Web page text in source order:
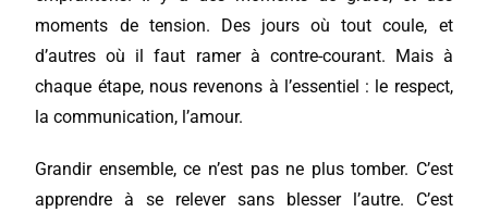
moments de tension. Des jours où tout coule, et
d’autres où il faut ramer à contre-courant. Mais à
chaque étape, nous revenons à l’essentiel : le respect,
la communication, l’amour.
Grandir ensemble, ce n’est pas ne plus tomber. C’est
apprendre à se relever sans blesser l’autre. C’est